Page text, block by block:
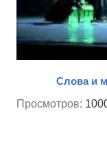
Слова и
Просмотров: